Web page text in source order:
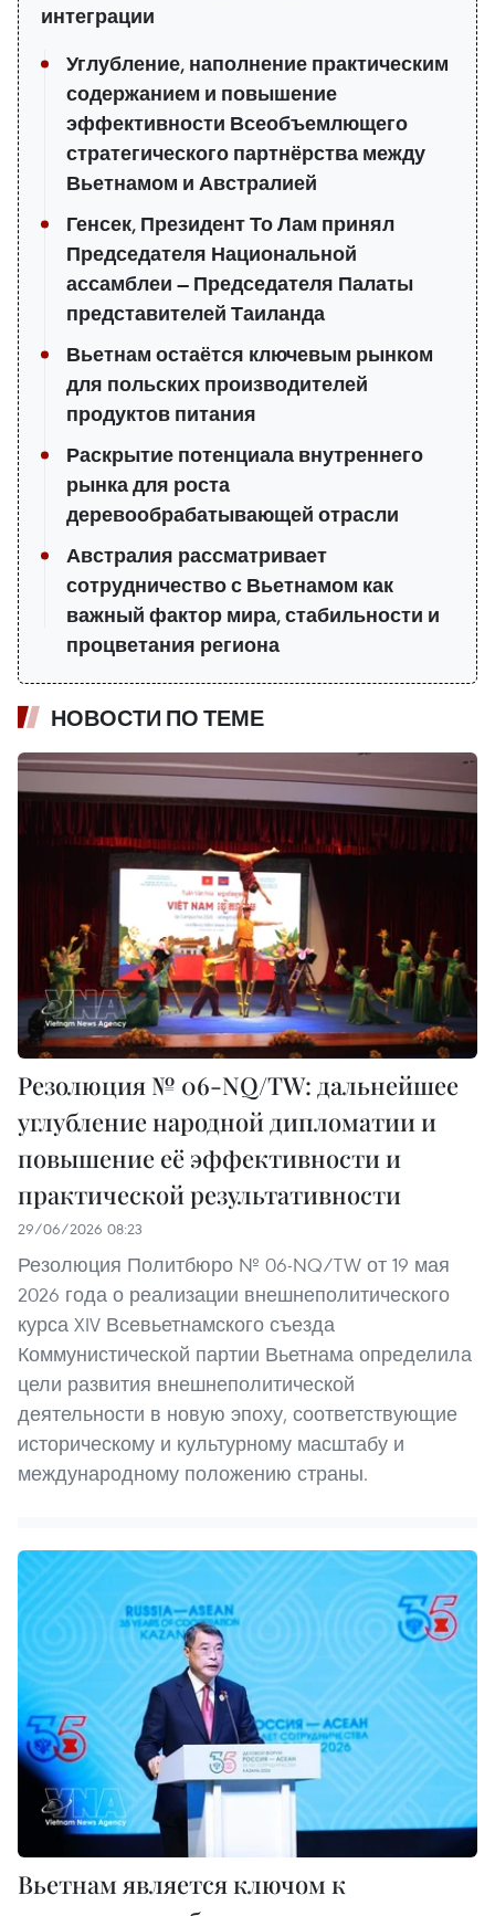
интеграции
Углубление, наполнение практическим
содержанием и повышение
эффективности Всеобъемлющего
стратегического партнёрства между
Вьетнамом и Австралией
Генсек, Президент То Лам принял
Председателя Национальной
ассамблеи — Председателя Палаты
представителей Таиланда
Вьетнам остаётся ключевым рынком
для польских производителей
продуктов питания
Раскрытие потенциала внутреннего
рынка для роста
деревообрабатывающей отрасли
Австралия рассматривает
сотрудничество с Вьетнамом как
важный фактор мира, стабильности и
процветания региона
НОВОСТИ ПО ТЕМЕ
Резолюция № 06-NQ/TW: дальнейшее
углубление народной дипломатии и
повышение её эффективности и
практической результативности
29/06/2026 08:23
Резолюция Политбюро № 06-NQ/TW от 19 мая
2026 года о реализации внешнеполитического
курса XIV Всевьетнамского съезда
Коммунистической партии Вьетнама определила
цели развития внешнеполитической
деятельности в новую эпоху, соответствующие
историческому и культурному масштабу и
международному положению страны.
Вьетнам является ключом к